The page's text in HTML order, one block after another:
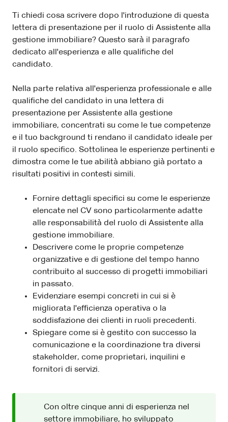
Ti chiedi cosa scrivere dopo l'introduzione di questa
lettera di presentazione per il ruolo di Assistente alla
gestione immobiliare? Questo sarà il paragrafo
dedicato all'esperienza e alle qualifiche del
candidato.
Nella parte relativa all'esperienza professionale e alle
qualifiche del candidato in una lettera di
presentazione per Assistente alla gestione
immobiliare, concentrati su come le tue competenze
e il tuo background ti rendano il candidato ideale per
il ruolo specifico. Sottolinea le esperienze pertinenti e
dimostra come le tue abilità abbiano già portato a
risultati positivi in contesti simili.
Fornire dettagli specifici su come le esperienze
elencate nel CV sono particolarmente adatte
alle responsabilità del ruolo di Assistente alla
gestione immobiliare.
Descrivere come le proprie competenze
organizzative e di gestione del tempo hanno
contribuito al successo di progetti immobiliari
in passato.
Evidenziare esempi concreti in cui si è
migliorata l'efficienza operativa o la
soddisfazione dei clienti in ruoli precedenti.
Spiegare come si è gestito con successo la
comunicazione e la coordinazione tra diversi
stakeholder, come proprietari, inquilini e
fornitori di servizi.
Con oltre cinque anni di esperienza nel
settore immobiliare, ho sviluppato